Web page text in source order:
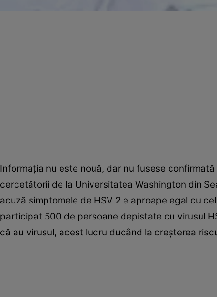
Informaţia nu este nouă, dar nu fusese
cercetătorii de la Universitatea Washington din
acuză simptomele de HSV 2 e aproape egal cu
participat 500 de persoane depistate cu virusul
că au virusul, acest lucru ducând la creşterea